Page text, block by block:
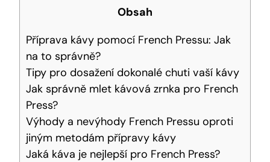
Obsah
Příprava kávy pomocí French Pressu: Jak
na to správně?
Tipy pro dosažení dokonalé chuti vaší kávy
Jak správně mlet kávová zrnka pro French
Press?
Výhody a nevýhody French Pressu oproti
jiným metodám přípravy kávy
Jaká káva je nejlepší pro French Press?